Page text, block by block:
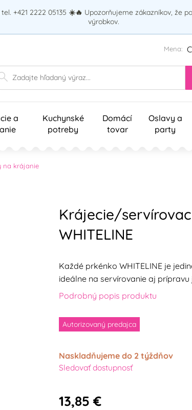
+421 2222 05135 ☀️🔥 Upozorňujeme zákazníkov, že
výrobkov.
Mena:
a
Kuchynské
potreby
Domácí
tovar
Oslavy a
party
na krájanie
Krájecie/
WHITELINE
Každé prkénko WHITELINE je
ideálne na servírovanie aj prípravu
Podrobný popis produktu
Autorizovaný predajca
Naskladňujeme do 2 týždňov
Sledovať dostupnosť
13,85 €